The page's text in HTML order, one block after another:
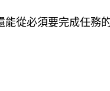
能從必須要完成任務